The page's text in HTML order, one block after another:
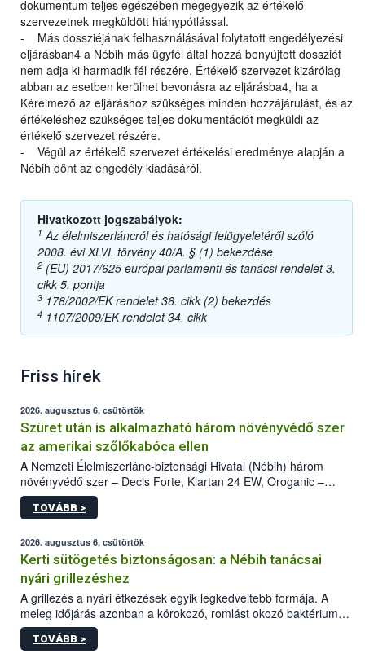
dokumentum teljes egészében megegyezik az értékelő
szervezetnek megküldött hiánypótlással.
- Más dossziéjának felhasználásával folytatott engedélyezési
eljárásban4 a Nébih más ügyfél által hozzá benyújtott dossziét
nem adja ki harmadik fél részére. Értékelő szervezet kizárólag
abban az esetben kerülhet bevonásra az eljárásba4, ha a
Kérelmező az eljáráshoz szükséges minden hozzájárulást, és az
értékeléshez szükséges teljes dokumentációt megküldi az
értékelő szervezet részére.
- Végül az értékelő szervezet értékelési eredménye alapján a
Nébih dönt az engedély kiadásáról.
Hivatkozott jogszabályok:
1 Az élelmiszerláncról és hatósági felügyeletéről szóló
2008. évi XLVI. törvény 40/A. § (1) bekezdése
2 (EU) 2017/625 európai parlamenti és tanácsi rendelet 3.
cikk 5. pontja
3 178/2002/EK rendelet 36. cikk (2) bekezdés
4 1107/2009/EK rendelet 34. cikk
Friss hírek
2026. augusztus 6, csütörtök
Szüret után is alkalmazható három növényvédő szer
az amerikai szőlőkabóca ellen
A Nemzeti Élelmiszerlánc-biztonsági Hivatal (Nébih) három
növényvédő szer – Decis Forte, Klartan 24 EW, Oroganic –
engedélyokiratát módosította, így azok a szüretet követően,
egészen a vesszőérettség (BBCH 91) stádiumáig
érésű szőlőkben is legyen lehetőség a károsító elleni további
védekezésre. Az Oroganic készítmény kis kiszerelésben kiskerti
felhasználók számára is elérhető és ökológiai termesztésben is
engedélyezett.
TOVÁBB >
2026. augusztus 6, csütörtök
Kerti sütögetés biztonságosan: a Nébih tanácsai
nyári grillezéshez
A grillezés a nyári étkezések egyik legkedveltebb formája. A
meleg időjárás azonban a kórokozó, romlást okozó baktériumok
gyorsabb szaporodásának is kedvez. A szabadtéri sütögetés
ezért nem csupán a megfelelő sütési technikáról szól: legalább
TOVÁBB >